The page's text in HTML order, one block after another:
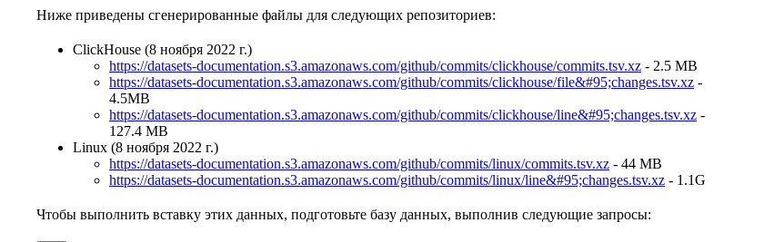
Ниже приведены сгенерированные файлы для следующих репозиториев:
ClickHouse (8 ноября 2022 г.)
https://datasets-documentation.s3.amazonaws.com/github/commits/clickhouse/commits.tsv.xz - 2.5 MB
https://datasets-documentation.s3.amazonaws.com/github/commits/clickhouse/file&#95;changes.tsv.xz -
4.5MB
https://datasets-documentation.s3.amazonaws.com/github/commits/clickhouse/line&#95;changes.tsv.xz -
127.4 MB
Linux (8 ноября 2022 г.)
https://datasets-documentation.s3.amazonaws.com/github/commits/linux/commits.tsv.xz - 44 MB
https://datasets-documentation.s3.amazonaws.com/github/commits/linux/line&#95;changes.tsv.xz - 1.1G
Чтобы выполнить вставку этих данных, подготовьте базу данных, выполнив следующие запросы: